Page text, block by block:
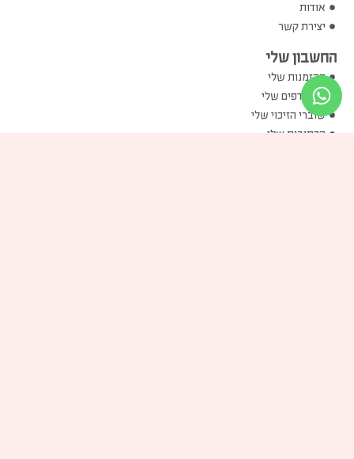
אודות
יצירת קשר
החשבון שלי
ההזמנות שלי
המועדפים שלי
שוברי הזיכוי שלי
הכתובות שלי